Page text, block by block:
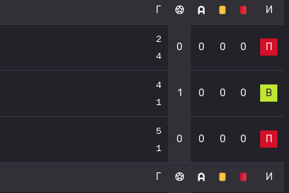
Г И
2
4
0 0 0 0 П
4
1
1 0 0 0 В
5
1
0 0 0 0 П
Г И